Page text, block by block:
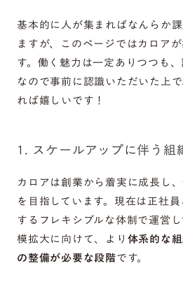
基本的に人が集まればなんらか
ますが、このページではカロア
す。働く魅力は一定ありつつも
なので事前に認識いただいた上
れば嬉しいです！
1. スケールアップに伴う
カロアは創業から着実に成長し、
を目指しています。現在は正社
するフレキシブルな体制で運営
模拡大に向けて、より体系的な
の整備が必要な段階です。